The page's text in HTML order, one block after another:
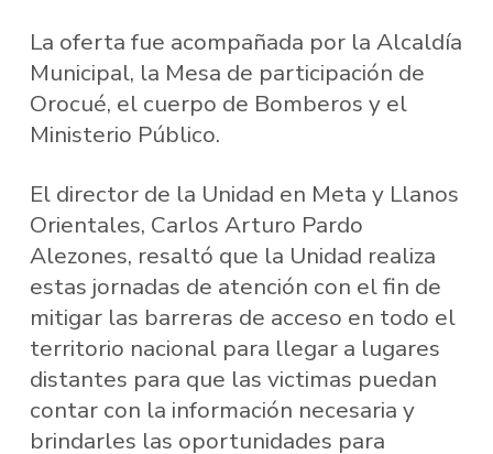
La oferta fue acompañada por la Alcaldía
Municipal, la Mesa de participación de
Orocué, el cuerpo de Bomberos y el
Ministerio Público.
El director de la Unidad en Meta y Llanos
Orientales, Carlos Arturo Pardo
Alezones, resaltó que la Unidad realiza
estas jornadas de atención con el fin de
mitigar las barreras de acceso en todo el
territorio nacional para llegar a lugares
distantes para que las victimas puedan
contar con la información necesaria y
brindarles las oportunidades para